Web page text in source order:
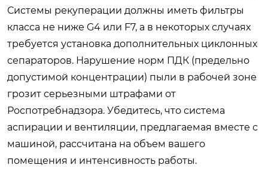
Системы рекуперации должны иметь фильтры
класса не ниже G4 или F7, а в некоторых случаях
требуется установка дополнительных циклонных
сепараторов. Нарушение норм ПДК (предельно
допустимой концентрации) пыли в рабочей зоне
грозит серьезными штрафами от
Роспотребнадзора. Убедитесь, что система
аспирации и вентиляции, предлагаемая вместе с
машиной, рассчитана на объем вашего
помещения и интенсивность работы.